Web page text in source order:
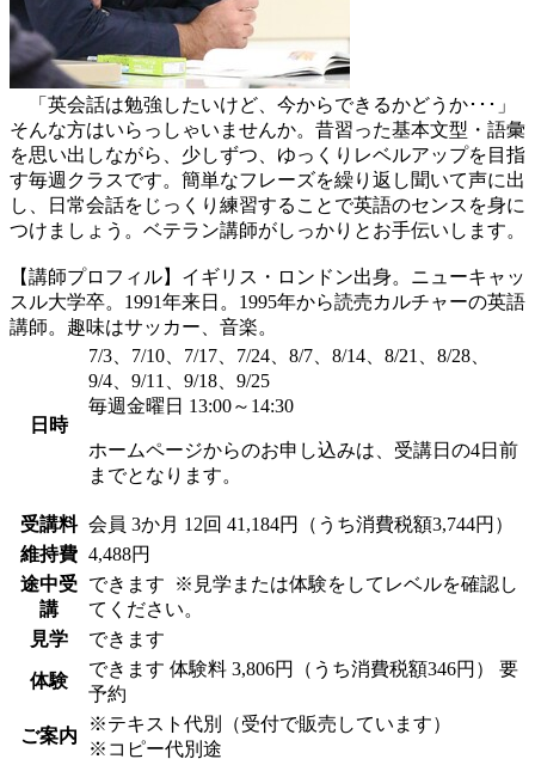
「英会話は勉強したいけど、今からできるかどうか･･･」
そんな方はいらっしゃいませんか。昔習った基本文型・語彙
を思い出しながら、少しずつ、ゆっくりレベルアップを目指
す毎週クラスです。簡単なフレーズを繰り返し聞いて声に出
し、日常会話をじっくり練習することで英語のセンスを身に
つけましょう。ベテラン講師がしっかりとお手伝いします。
【講師プロフィル】イギリス・ロンドン出身。ニューキャッ
スル大学卒。1991年来日。1995年から読売カルチャーの英語
講師。趣味はサッカー、音楽。
日時
7/3、7/10、7/17、7/24、8/7、8/14、8/21、8/28、
9/4、9/11、9/18、9/25
毎週金曜日 13:00～14:30
ホームページからのお申し込みは、受講日の4日前
までとなります。
受講料 会員 3か月 12回 41,184円（うち消費税額3,744円）
維持費 4,488円
途中受
講
できます
※見学または体験をしてレベルを確認し
てください。
見学
できます
体験
できます 体験料 3,806円（うち消費税額346円） 要
予約
ご案内
※テキスト代別（受付で販売しています）
※コピー代別途